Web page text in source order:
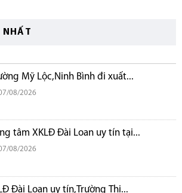
NHẤT
Mỹ Lộc,Ninh Bình đi xuất...
08/2026
tâm XKLĐ Đài Loan uy tín tại...
08/2026
Đài Loan uy tín,Trường Thi...